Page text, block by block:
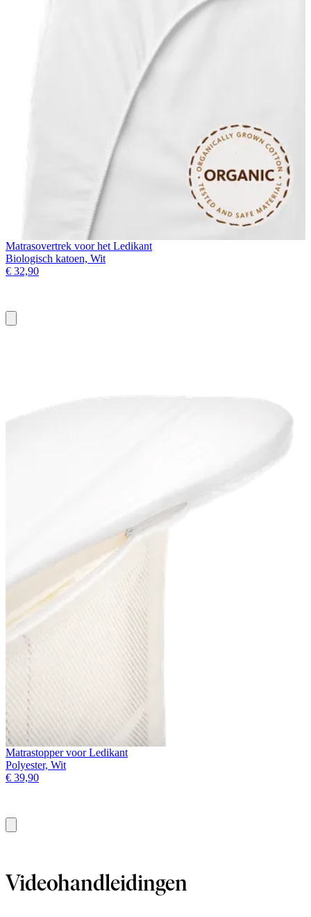
Matrasovertrek voor het Ledikant
Biologisch katoen, Wit
€ 32,90
Matrastopper voor Ledikant
Polyester, Wit
€ 39,90
Videohandleidingen